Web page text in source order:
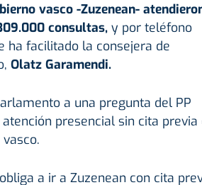
vasco -Zuzenean-
consultas,y por teléfono
ha facilitado la consejera de
Olatz Garamendi.
a una pregunta del PP
presencial sin cita previa
a ir a Zuzenean con cita